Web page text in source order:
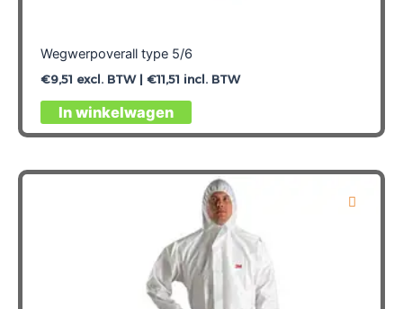
Wegwerpoverall type 5/6
€9,51 excl. BTW | €11,51 incl. BTW
In winkelwagen
Dit
product
meerdere
variaties.
Deze
optie
kan
gekozen
worden